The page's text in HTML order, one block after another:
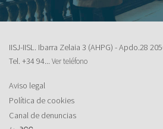
IISJ-IISL. Ibarra Zelaia 3 (AHPG) - Apdo.28
Tel. +34 94... Ver teléfono
Aviso legal
Política de cookies
Canal de denuncias